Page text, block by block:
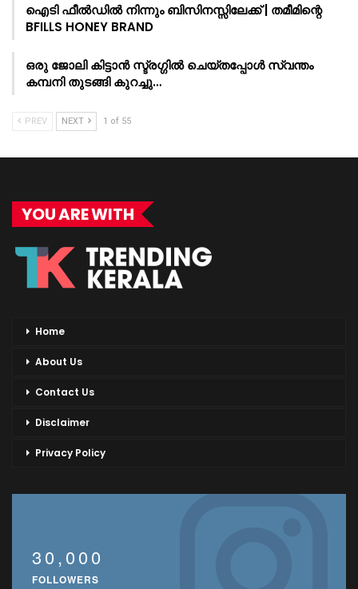
ഐടി ഫീൽഡിൽ നിന്നും ബിസിനസ്സിലേക്ക് | തമീമിന്റെ
BFILLS HONEY BRAND
ഒരു ജോലി കിട്ടാൻ സ്ട്രഗ്ഗിൽ ചെയ്തപ്പോൾ സ്വന്തം
കമ്പനി തുടങ്ങി കുറച്ചു…
PREV NEXT 1 of 55
YOU ARE WITH
Home
About Us
Contact Us
Disclaimer
Privacy Policy
30,000
FOLLOWERS